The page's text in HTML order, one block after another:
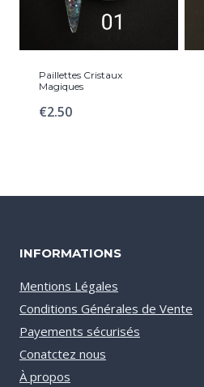
Paillettes Cristaux
Magiques
€2.50
INFORMATIONS
Mentions Légales
Conditions Générales de Vente
Payements sécurisés
Conatctez nous
À propos